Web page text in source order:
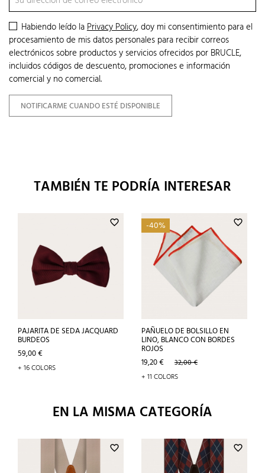
Habiendo leído laPrivacy Policy, doy mi consentimiento para el
procesamiento de mis datos personales para recibir correos
electrónicos sobre productos y servicios ofrecidos por BRUCLE,
incluidos códigos de descuento, promociones e información
comercial y no comercial.
NOTIFICARME CUANDO ESTÉ DISPONIBLE
TAMBIÉN TE PODRÍA INTERESAR
favorite_border
PAJARITA DE SEDA JACQUARD
BURDEOS
Precio
59,00 €
+ 16 COLORS
favorite_border
-40%
PAÑUELO DE BOLSILLO EN
LINO, BLANCO CON BORDES
ROJOS
Precio
19,20 € Precio
32,00 €
+ 11 COLORS
EN LA MISMA CATEGORÍA
favorite_border favorite_border